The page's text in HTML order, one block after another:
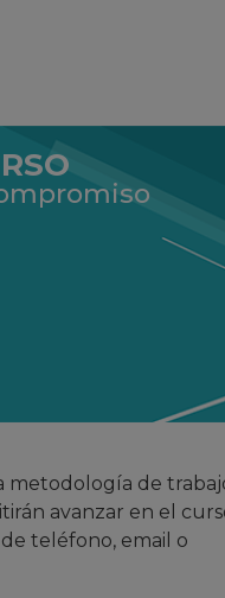
metodología de
avanzar en el
teléfono, email o